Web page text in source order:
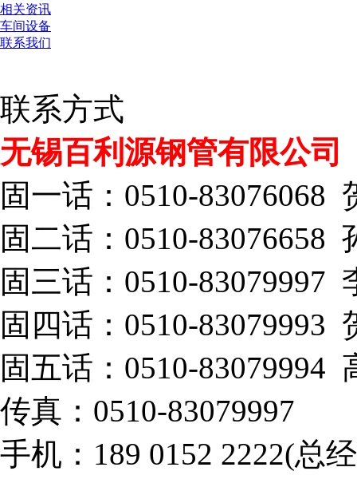
相关资讯
车间设备
联系我们
联系方式
无锡百利源钢管有限公司
固一话：0510-83076068
固二话：0510-83076658
固三话：0510-83079997
固四话：0510-83079993
固五话：0510-83079994
传真：0510-83079997
手机：189 0152 2222(总